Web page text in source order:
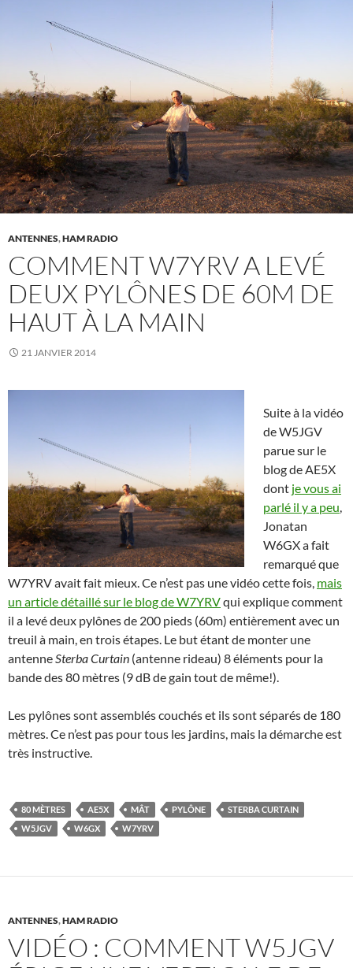
ANTENNES,HAM RADIO
COMMENT W7YRV A LEVÉ
DEUX PYLÔNES DE 60M DE
HAUT À LA MAIN
21 JANVIER 2014
Suite à la vidéo
de W5JGV
parue sur le
blog de AE5X
dont je vous ai
parlé il y a peu,
Jonatan
W6GX a fait
remarqué que
W7YRV avait fait mieux. Ce n’est pas une vidéo cette fois, mais
un article détaillé sur le blog de W7YRVqui explique comment
il a levé deux pylônes de 200 pieds (60m) entièrement avec un
treuil à main, en trois étapes. Le but étant de monter une
antenneSterba Curtain (antenne rideau) 8 éléments pour la
bande des 80 mètres (9 dB de gain tout de même!).
Les pylônes sont assemblés couchés et ils sont séparés de 180
mètres. Ce n’est pas pour tous les jardins, mais la démarche est
très instructive.
80 MÈTRES AE5X MÂT PYLÔNE
STERBA CURTAIN
W5JGV
W6GX W7YRV
ANTENNES,HAM RADIO
VIDÉO : COMMENT W5JGV